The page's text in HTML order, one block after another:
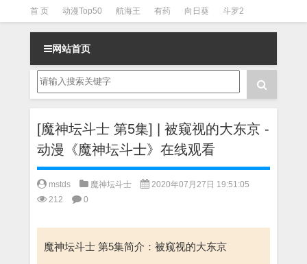
首 页 动漫Top50 航海王 有药 向日葵 斗罗2
斗罗3 火影 一拳超人 柯南 阴阳师 节目清单
网站首页
[魔神坛斗士 第5集] | 被窥视的大东京 -
动漫《魔神坛斗士》在线观看
mstds 魔神坛斗士
2020年07月27日 19:51:05
212
0
魔神坛斗士 第5集简介：被窥视的大东京